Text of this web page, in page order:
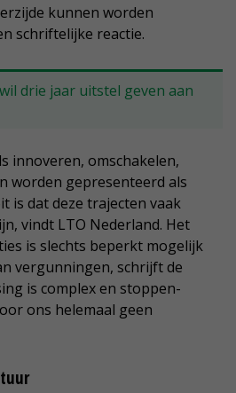
kunnen worden
schriftelijke reactie.
drie jaar uitstel geven aan
innoveren, omschakelen,
worden gepresenteerd als
is dat deze trajecten vaak
vindt LTO Nederland. Het
is slechts beperkt mogelijk
vergunningen, schrijft de
is complex en stoppen-
ons helemaal geen